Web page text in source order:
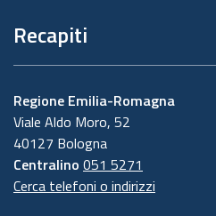
Recapiti
Regione Emilia-Romagna
Viale Aldo Moro, 52
40127 Bologna
Centralino 051 5271
Cerca telefoni o indirizzi